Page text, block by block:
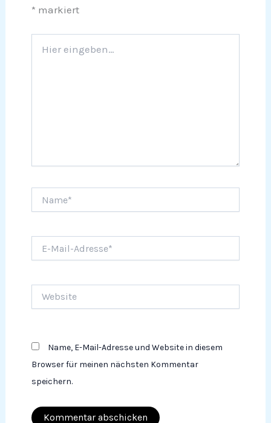
* markiert
eingeben…
Mail-
Name, E-Mail-Adresse und Website in diesem
Browser für meinen nächsten Kommentar
speichern.